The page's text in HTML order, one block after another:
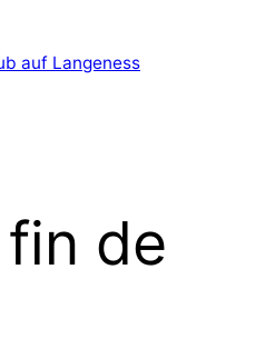
auf Langeness
de